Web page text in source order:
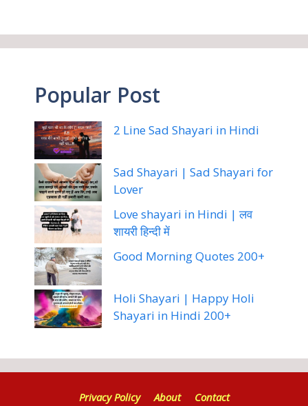
Popular Post
2 Line Sad Shayari in Hindi
Sad Shayari | Sad Shayari for
Lover
Love shayari in Hindi | लव
शायरी हिन्दी में
Good Morning Quotes 200+
Holi Shayari | Happy Holi
Shayari in Hindi 200+
Privacy Policy About Contact